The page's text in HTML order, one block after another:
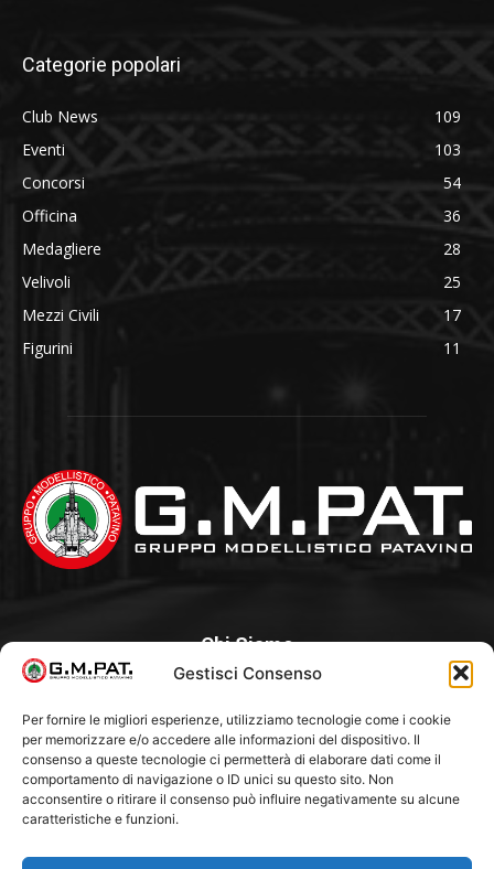
Gestisci Consenso
Per fornire le migliori esperienze, utilizziamo tecnologie come i cookie
per memorizzare e/o accedere alle informazioni del dispositivo. Il
consenso a queste tecnologie ci permetterà di elaborare dati come il
comportamento di navigazione o ID unici su questo sito. Non
acconsentire o ritirare il consenso può influire negativamente su alcune
caratteristiche e funzioni.
Categorie popolari
Club News
109
Eventi
103
Concorsi
54
Officina
36
Medagliere
28
Velivoli
25
Mezzi Civili
17
Figurini
11
Chi Siamo
l’intento di creare a Padova un punto di aggregazione e di
riferimento per l’hobby del modellismo statico. Tra i Soci
“fondatori” ci sono Franco Callegari e Gianni Besenzon.
Seguici Su